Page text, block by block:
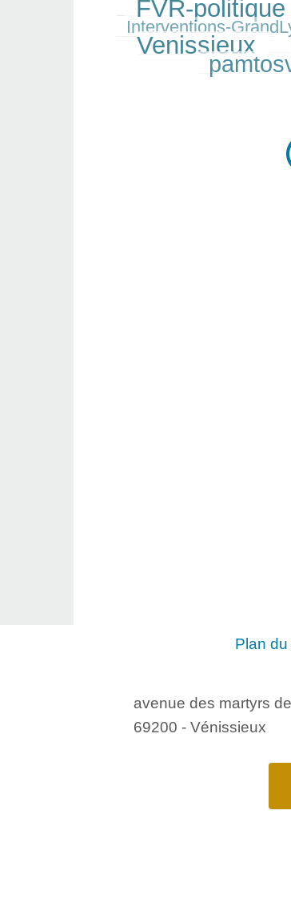
249/450FVR-politique
320/450
71/450
Interventions-
269/450
Venissieux
450/450
205/450
Plan
avenue des martyrs
69200 - Vénissieux